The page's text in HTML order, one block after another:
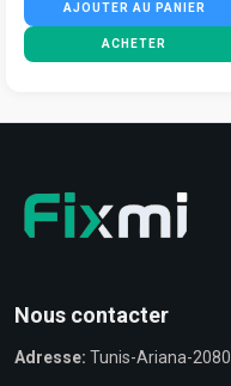
AJOUTER AU PANIER
ACHETER
Nous contacter
Adresse: Tunis-Ariana-2080